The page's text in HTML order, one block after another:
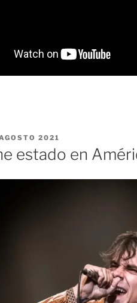
2021
estado en